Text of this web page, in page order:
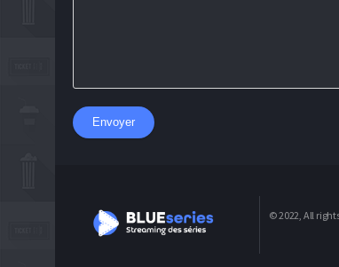
Envoyer
© 2022, All